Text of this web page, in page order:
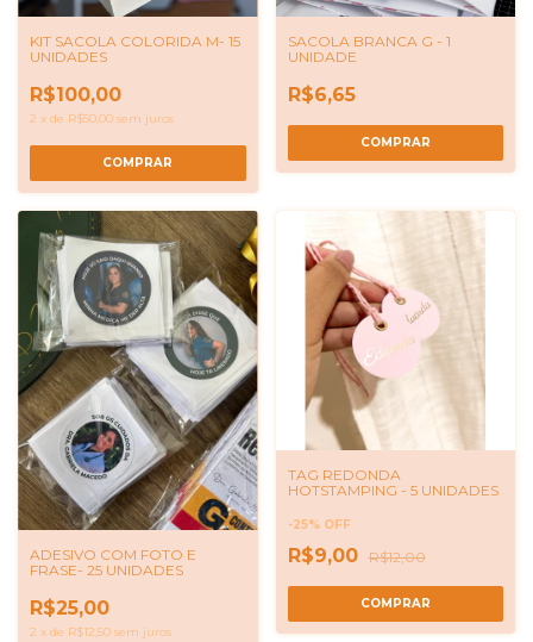
KIT SACOLA COLORIDA M- 15
UNIDADES
R$100,00
2 x de R$50,00 sem juros
COMPRAR
SACOLA BRANCA G - 1
UNIDADE
R$6,65
COMPRAR
ADESIVO COM FOTO E
FRASE- 25 UNIDADES
R$25,00
2 x de R$12,50 sem juros
TAG REDONDA
HOTSTAMPING - 5 UNIDADES
-25% OFF
R$9,00 R$12,00